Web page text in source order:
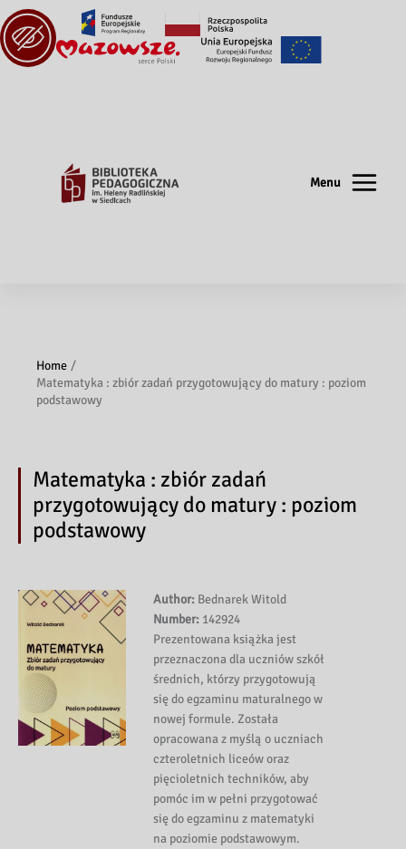
Menu
Home
Matematyka : zbiór zadań przygotowujący do matury : poziom
podstawowy
Matematyka : zbiór zadań
przygotowujący do matury : poziom
podstawowy
Author: Bednarek Witold
Number: 142924
Prezentowana książka jest
przeznaczona dla uczniów szkół
średnich, którzy przygotowują
się do egzaminu maturalnego w
nowej formule. Została
opracowana z myślą o uczniach
czteroletnich liceów oraz
pięcioletnich techników, aby
pomóc im w pełni przygotować
się do egzaminu z matematyki
na poziomie podstawowym.